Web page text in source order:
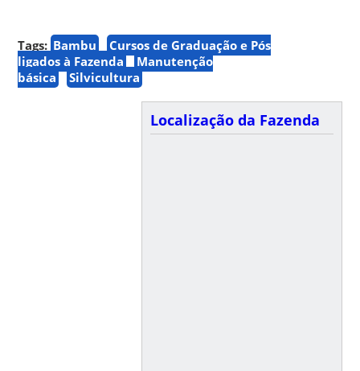
Tags: Bambu
Cursos de Graduação e Pós
ligados à Fazenda
Manutenção
básica
Silvicultura
Localização da Fazenda